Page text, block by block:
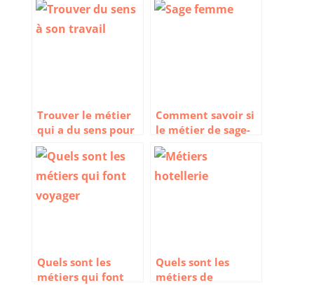
Trouver le métier
qui a du sens pour
soi et les autres
Comment savoir si
le métier de sage-
femme est fait
pour moi ?
Quels sont les
métiers qui font
Quels sont les
métiers de